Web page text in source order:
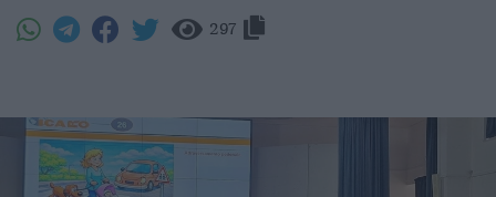
297